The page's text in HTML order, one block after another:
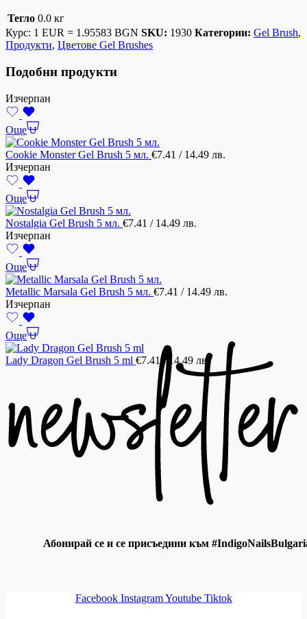
Тегло 0.0 кг
Курс: 1 EUR = 1.95583 BGN SKU: 1930 Категории: Gel Brush,
Продукти, Цветове Gel Brushes
Подобни продукти
Изчерпан
Още
Cookie Monster Gel Brush 5 мл. €7.41 / 14.49 лв.
Изчерпан
Още
Nostalgia Gel Brush 5 мл. €7.41 / 14.49 лв.
Изчерпан
Още
Metallic Marsala Gel Brush 5 мл. €7.41 / 14.49 лв.
Изчерпан
Още
Lady Dragon Gel Brush 5 ml €7.41/ 14.49 лв.
Абонирай се и се присъедини към
Facebook Instagram Youtube Tiktok